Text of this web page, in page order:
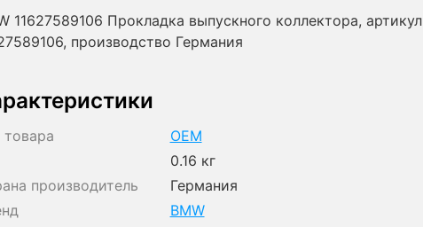
11627589106 Прокладка выпускного коллектора, артикул
производство Германия
товара
OEM
0.16 кг
производитель
Германия
BMW